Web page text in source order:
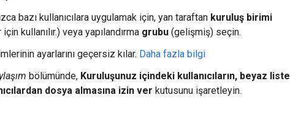
bazı kullanıcılara uygulamak için, yan taraftan kuruluş birimi
kullanılır.) veya yapılandırma grubu (gelişmiş) seçin.
ayarlarını geçersiz kılar. Daha fazla bilgi
bölümünde, Kuruluşunuz içindeki kullanıcıların, beyaz liste
dosya almasına izin ver kutusunu işaretleyin.